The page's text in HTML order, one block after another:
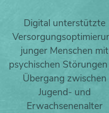
Digital unterstützte
junger Menschen mit
psychischen
Übergang zwischen
Jugend- und
Erwachsenenalter